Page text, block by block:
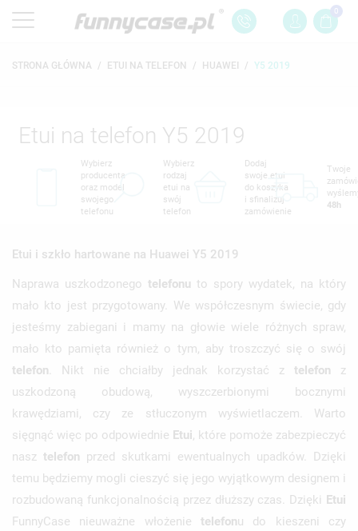
0
STRONA GŁÓWNA ETUI NA TELEFON HUAWEI Y5 2019
Etui na telefon Y5 2019
Wybierz
producenta
oraz model
swojego
telefonu
Wybierz
rodzaj
etui na
swój
telefon
Dodaj
swoje etui
do koszyka
i sfinalizuj
zamówienie
Twoje
48h
Etui i szkło hartowane na Huawei Y5 2019
Naprawa uszkodzonego telefonu to spory wydatek, na który
mało kto jest przygotowany. We współczesnym świecie, gdy
jesteśmy zabiegani i mamy na głowie wiele różnych spraw,
mało kto pamięta również o tym, aby troszczyć się o swój
telefon . Nikt nie chciałby jednak korzystać z telefon z
uszkodzoną obudową, wyszczerbionymi bocznymi
krawędziami, czy ze stłuczonym wyświetlaczem. Warto
sięgnąć więc po odpowiednie Etui, które pomoże zabezpieczyć
nasz telefon przed skutkami ewentualnych upadków. Dzięki
temu będziemy mogli cieszyć się jego wyjątkowym designem i
rozbudowaną funkcjonalnością przez dłuższy czas. Dzięki Etui
FunnyCase nieuważne włożenie telefonu do kieszeni czy